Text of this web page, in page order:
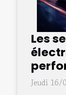
Les
Jeudi